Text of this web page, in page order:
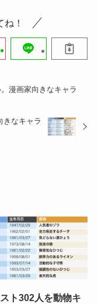
！
漫画家向きなキャラ
きなキャラ
ト302人を動物キ